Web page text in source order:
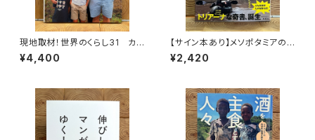
現地取材！世界のくらし31 カナ
ダ
¥4,400
【サイン本あり】メソポタミアの
ボート三人男
¥2,420